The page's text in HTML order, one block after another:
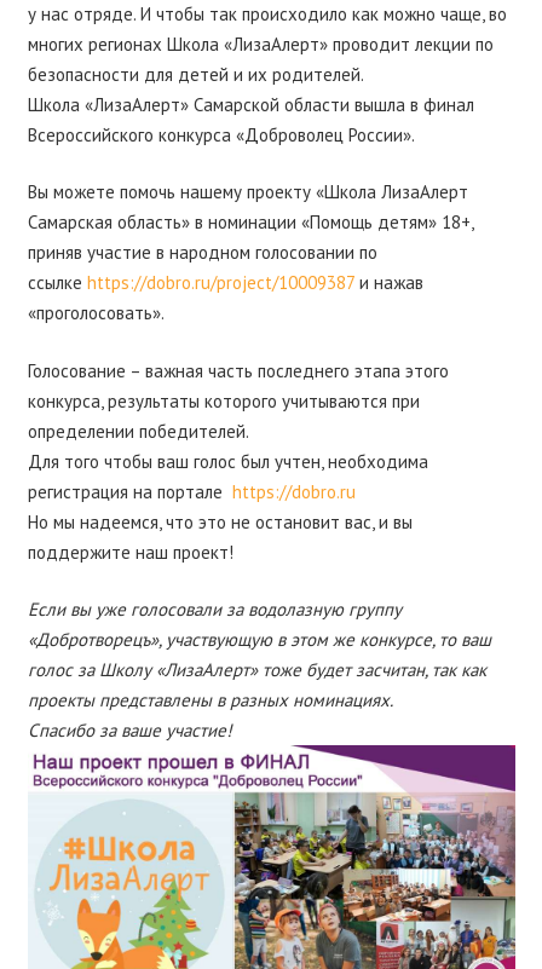
у нас отряде. И чтобы так происходило как можно чаще, во
многих регионах Школа «ЛизаАлерт» проводит лекции по
безопасности для детей и их родителей.
Школа «ЛизаАлерт» Самарской области вышла в финал
Всероссийского конкурса «Доброволец России».
Вы можете помочь нашему проекту «Школа ЛизаАлерт
Самарская область» в номинации «Помощь детям» 18+,
приняв участие в народном голосовании по
ссылке https://dobro.ru/project/10009387и нажав
«проголосовать».
Голосование – важная часть последнего этапа этого
конкурса, результаты которого учитываются при
определении победителей.
Для того чтобы ваш голос был учтен, необходима
регистрация на портале https://dobro.ru
Но мы надеемся, что это не остановит вас, и вы
поддержите наш проект!
Если вы уже голосовали за водолазную группу
«Добротворецъ», участвующую в этом же конкурсе, то ваш
голос за Школу «ЛизаАлерт» тоже будет засчитан, так как
проекты представлены в разных номинациях.
Спасибо за ваше участие!